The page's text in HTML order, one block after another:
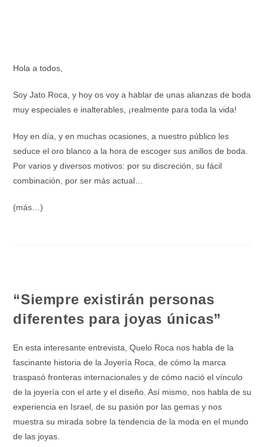
Hola a todos,
Soy Jato Roca, y hoy os voy a hablar de unas alianzas de boda
muy especiales e inalterables, ¡realmente para toda la vida!
Hoy en día, y en muchas ocasiones, a nuestro público les
seduce el oro blanco a la hora de escoger sus anillos de boda.
Por varios y diversos motivos: por su discreción, su fácil
combinación, por ser más actual…
(más…)
“Siempre existirán personas
diferentes para joyas únicas”
En esta interesante entrevista, Quelo Roca nos habla de la
fascinante historia de la Joyería Roca, de cómo la marca
traspasó fronteras internacionales y de cómo nació el vínculo
de la joyería con el arte y el diseño. Así mismo, nos habla de su
experiencia en Israel, de su pasión por las gemas y nos
muestra su mirada sobre la tendencia de la moda en el mundo
de las joyas.